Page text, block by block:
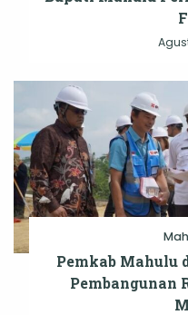
Pemkab Mahulu
Pembangunan